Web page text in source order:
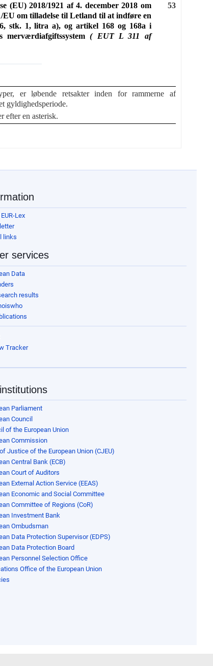
(EU) 2018/1921 af 4. december 2018 om
EU om tilladelse til Letland til at indføre en
stk. 1, litra a), og artikel 168 og 168a i
merværdiafgiftssystem( EUT L 311 af
53
er løbende retsakter inden for rammerne af
gyldighedsperiode.
efter en asterisk.
Lex
links
services
Data
results
Tracker
Parliament
Council
of the European Union
Commission
Justice of the European Union (CJEU)
Central Bank (ECB)
Court of Auditors
External Action Service (EEAS)
Economic and Social Committee
Committee of Regions (CoR)
Investment Bank
Ombudsman
Data Protection Supervisor (EDPS)
Data Protection Board
Personnel Selection Office
Office of the European Union